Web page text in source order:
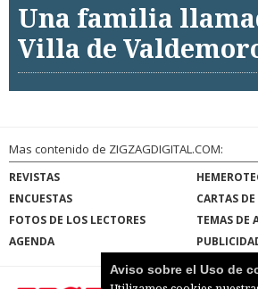
Una familia
Villa de
Mas contenido de ZIGZAGDIGITAL.COM:
REVISTAS
ENCUESTAS
CARTAS
FOTOS DE LOS LECTORES
TEMAS DE
AGENDA
Aviso sobre el Uso de